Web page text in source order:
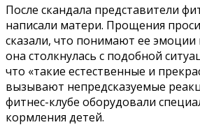
После скандала представители
написали матери. Прощения
сказали, что понимают ее эмоции
она столкнулась с подобной
что «такие естественные и
вызывают непредсказуемые
фитнес-клубе оборудовали
кормления детей.